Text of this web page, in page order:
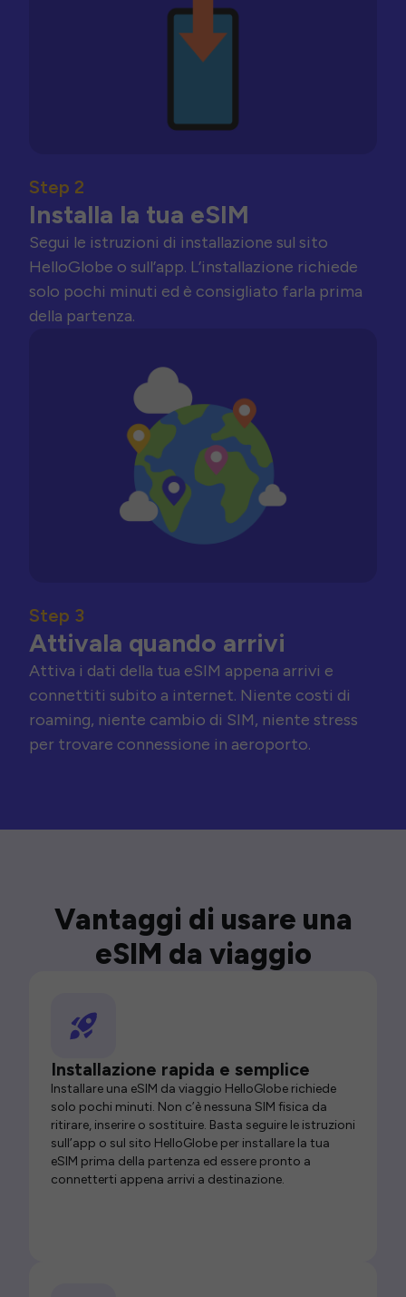
Step 2
Installa la tua eSIM
Segui le istruzioni di installazione sul sito
HelloGlobe o sull’app. L’installazione richiede
solo pochi minuti ed è consigliato farla prima
della partenza.
Step 3
Attivala quando arrivi
Attiva i dati della tua eSIM appena arrivi e
connettiti subito a internet. Niente costi di
roaming, niente cambio di SIM, niente stress
per trovare connessione in aeroporto.
Vantaggi di usare una
eSIM da viaggio
Installazione rapida e semplice
Installare una eSIM da viaggio HelloGlobe richiede
solo pochi minuti. Non c’è nessuna SIM fisica da
ritirare, inserire o sostituire. Basta seguire le istruzioni
sull’app o sul sito HelloGlobe per installare la tua
eSIM prima della partenza ed essere pronto a
connetterti appena arrivi a destinazione.